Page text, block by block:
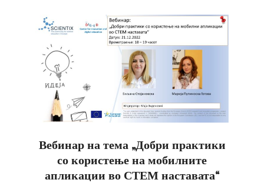
Вебинар на тема „Добри практики
со користење на мобилните
апликации во СТЕМ наставата“